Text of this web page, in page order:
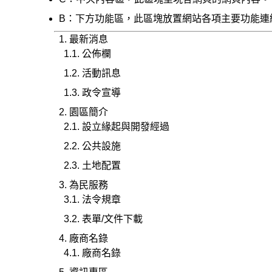
B：下方功能區，此區塊放置網站各項主要功能連
最新消息
公佈欄
活動訊息
政令宣導
園區簡介
設立緣起與開發經過
公共設施
土地配置
為民服務
法令規章
表單/文件下載
廠商名錄
廠商名錄